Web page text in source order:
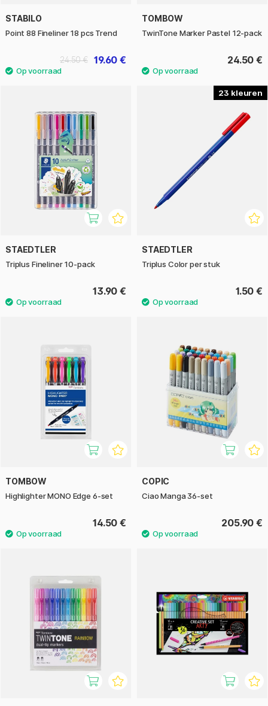
STABILO
Point 88 Fineliner 18 pcs Trend
19.60 €
24.50 €
TOMBOW
TwinTone Marker Pastel 12-pack
24.50 €
STAEDTLER
Triplus Fineliner 10-pack
13.90 €
23
STAEDTLER
Triplus Color per stuk
1.50 €
TOMBOW
Highlighter MONO Edge 6-set
14.50 €
COPIC
Ciao Manga 36-set
205.90 €